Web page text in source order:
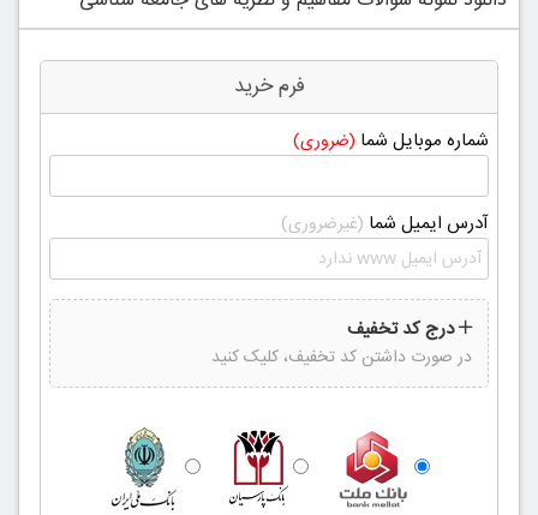
فرم خرید
شماره موبایل شما (ضروری)
آدرس ایمیل شما (غیرضروری)
درج کد تخفیف
در صورت داشتن کد تخفیف، کلیک کنید